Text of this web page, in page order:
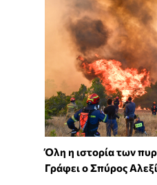
Όλη η ιστορία των
Γράφει ο Σπύρος